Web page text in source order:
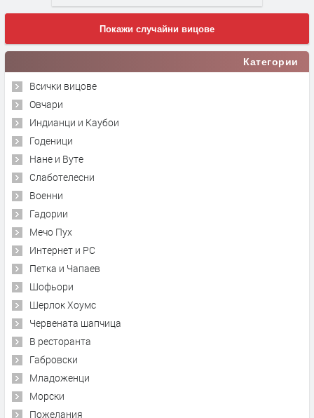
Покажи случайни вицове
Категории
Всички вицове
Овчари
Индианци и Каубои
Годеници
Нане и Вуте
Слаботелесни
Военни
Гадории
Мечо Пух
Интернет и PC
Петка и Чапаев
Шофьори
Шерлок Хоумс
Червената шапчица
В ресторанта
Габровски
Младоженци
Морски
Пожелания